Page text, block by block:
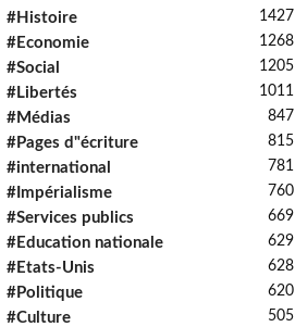
#Histoire 1427
#Economie 1268
#Social 1205
#Libertés 1011
#Médias 847
#Pages d"écriture 815
#international 781
#Impérialisme 760
#Services publics 669
#Education nationale 629
#Etats-Unis 628
#Politique 620
#Culture 505